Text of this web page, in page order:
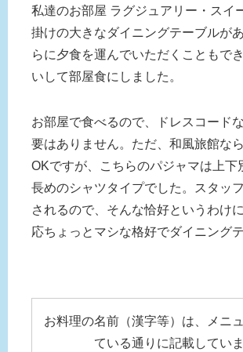
私達のお部屋 ラグジュアリー・スイ
掛けの大きなダイニングテーブルが
らに夕食を運んでいただくこともで
いして部屋食にしました。
お部屋で食べるので、ドレスコード
要はありません。ただ、和風旅館な
OKですが、こちらのパジャマは上下
長めのシャツタイプでした。スタッ
されるので、そんな恰好というわけ
応ちょっとマシな格好でダイニング
お料理の名前（漢字等）は、メニ
ている通りに記載してい